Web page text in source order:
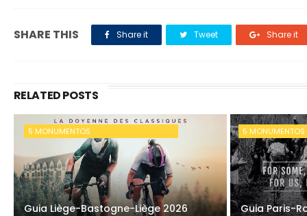
SHARE THIS Share it Tweet Share it
RELATED POSTS
5 MONUMENTOS
Guia Liège-Bastogne-Liège 2026
5 MONUMENTOS
Guia Paris-